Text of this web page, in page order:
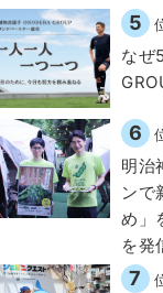
5
なぜ
6
明治
ンで
め」
を発
7